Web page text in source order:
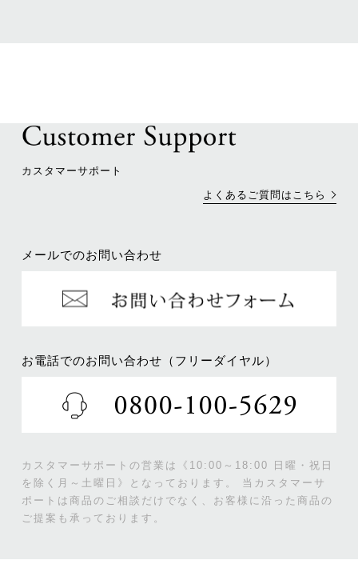
カスタマーサポート
よくあるご質問はこちら
メールでのお問い合わせ
お電話でのお問い合わせ（フリーダイヤル）
カスタマーサポートの営業は《10:00～18:00 日曜・祝日
を除く月～土曜日》となっております。
当カスタマーサ
ポートは商品のご相談だけでなく、お客様に沿った商品の
ご提案も承っております。